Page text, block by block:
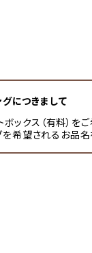
グにつきまして
ックス（有料）を
希望されるお品名